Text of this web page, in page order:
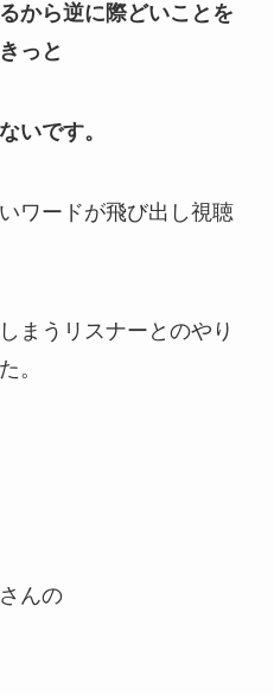
から逆に際どいことを
っと
いです。
ワードが飛び出し視聴
まうリスナーとのやり
。
んの